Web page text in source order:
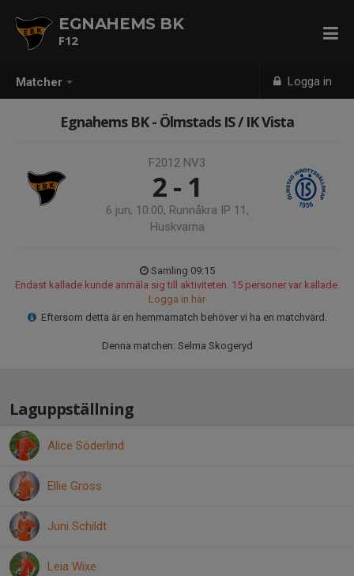
Matcher Logga in
EGNAHEMS BK
F12
Egnahems BK - Ölmstads IS / IK Vista
F2012 NV3
2 - 1
6 jun, 10:00, Runnåkra IP 11,
Huskvarna
Samling 09:15
Endast kallade kunde anmäla sig till aktiviteten. 15 personer var kallade.
Logga in här
Eftersom detta är en hemmamatch behöver vi ha en matchvärd.
Denna matchen: Selma Skogeryd
Laguppställning
Alice Söderlind
Ellie Gross
Juni Schildt
Leia Wixe